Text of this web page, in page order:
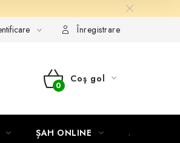
Înregistrare
COŞ
Coş gol
ȘAH ONLINE MERCH